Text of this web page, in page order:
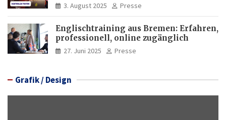
3. August 2025 Presse
Englischtraining aus Bremen: Erfahren,
professionell, online zugänglich
27. Juni 2025 Presse
Grafik / Design